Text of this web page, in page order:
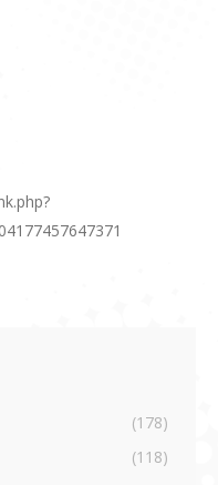
(178)
(118)